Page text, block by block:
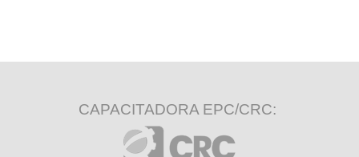
CAPACITADORA EPC/CRC: